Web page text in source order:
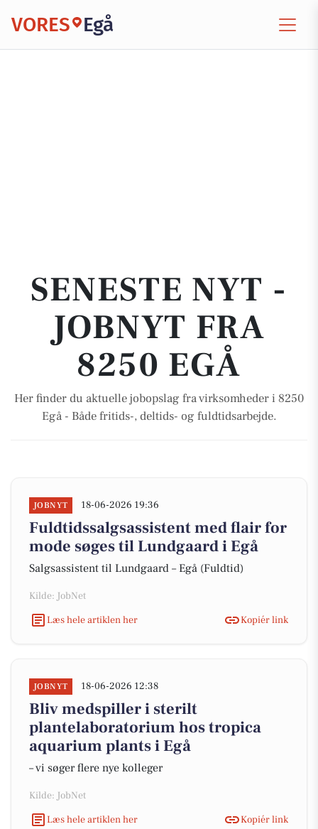
VORES Egå
SENESTE NYT -
JOBNYT FRA
8250 EGÅ
Her finder du aktuelle jobopslag fra virksomheder i 8250
Egå - Både fritids-, deltids- og fuldtidsarbejde.
JOBNYT 18-06-2026 19:36
Fuldtidssalgsassistent med flair for
mode søges til Lundgaard i Egå
Salgsassistent til Lundgaard – Egå (Fuldtid)
Kilde: JobNet
Læs hele artiklen her
Kopiér link
JOBNYT 18-06-2026 12:38
Bliv medspiller i sterilt
plantelaboratorium hos tropica
aquarium plants i Egå
– vi søger flere nye kolleger
Kilde: JobNet
Læs hele artiklen her
Kopiér link